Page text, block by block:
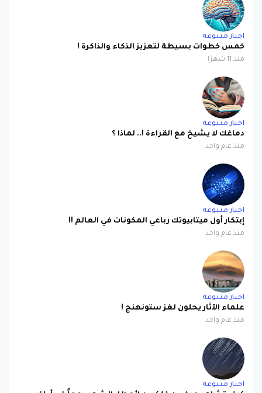
اخبار متنوعة
خمس خطوات بسيطة لتعزيز الذكاء والذاكرة !
منذ 11 شهرًا
اخبار متنوعة
دماغك لا يشيخ مع القراءة !.. لماذا ؟
منذ عام واحد
اخبار متنوعة
إبتكار أول ميتابيوتك رباعي المكونات في العالم !!
منذ عام واحد
اخبار متنوعة
علماء الآثار يحلون لغز ستونهنج !
منذ عام واحد
اخبار متنوعة